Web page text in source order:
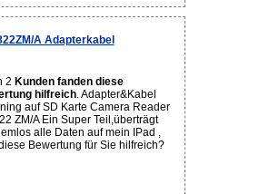
A Adapterkabel
2 Kunden fanden diese
hilfreich. Adapter&Kabel
auf SD Karte Camera Reader
ZM/A Ein Super Teil,überträgt
alle Daten auf mein IPad ,
Bewertung für Sie hilfreich?